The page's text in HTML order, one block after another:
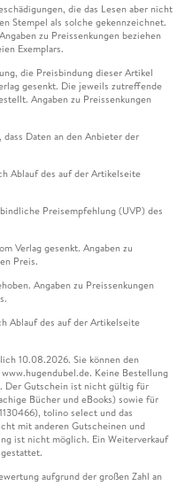
die das Lesen aber nicht
Stempel als solche gekennzeichnet.
zu Preissenkungen beziehen
Exemplars.
die Preisbindung dieser Artikel
gesenkt. Die jeweils zutreffende
Angaben zu Preissenkungen
Daten an den Anbieter der
Ablauf des auf der Artikelseite
Preisempfehlung (UVP) des
Verlag gesenkt. Angaben zu
Preis.
Angaben zu Preissenkungen
Ablauf des auf der Artikelseite
10.08.2026. Sie können den
Keine Bestellung
Der Gutschein ist nicht gültig für
Bücher und eBooks) sowie für
tolino select und das
mit anderen Gutscheinen und
ist nicht möglich. Ein Weiterverkauf
aufgrund der großen Zahl an